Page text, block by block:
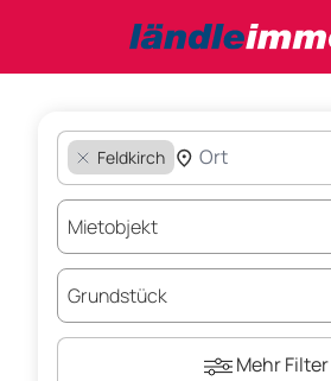
Feldkirch
Mehr Filter